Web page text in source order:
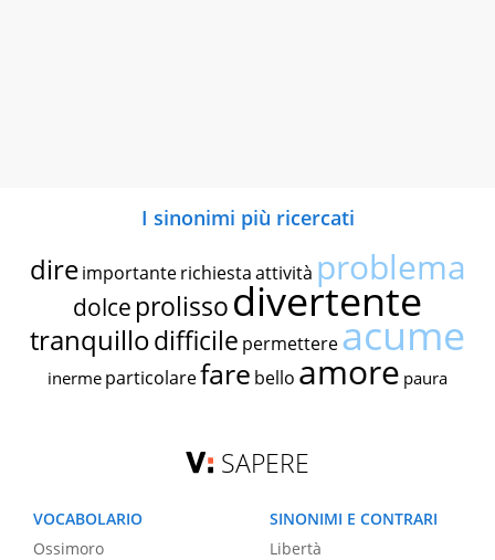
I sinonimi più ricercati
dire importante richiestaattività problema
dolce prolissodivertente
tranquillodifficile permettereacume
inerme particolarefare bello amore paura
SAPERE
VOCABOLARIO
Ossimoro
SINONIMI E CONTRARI
Libertà